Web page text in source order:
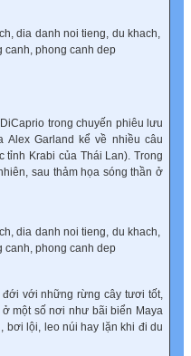
trong chuyến phiêu lưu
Alex Garland kể về nhiều câu
tỉnh Krabi của Thái Lan). Trong
sau thảm họa sóng thần ở
với những rừng cây tươi tốt,
một số nơi như bãi biển Maya
bơi lội, leo núi hay lặn khi đi du